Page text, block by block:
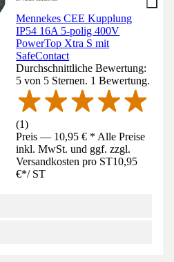
Mennekes CEE Kupplung
IP54 16A 5-polig 400V
PowerTop Xtra S mit
SafeContact
Durchschnittliche Bewertung:
5 von 5 Sternen. 1 Bewertung.
(1)
Preis — 10,95 € * Alle Preise
inkl. MwSt. und ggf. zzgl.
Versandkosten pro ST10,95
€*/ ST